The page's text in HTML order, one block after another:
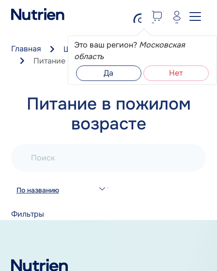
Это ваш регион? Московская
область
Да
Нет
Главная
Школа пациента
Питание в пожилом возрасте
Питание в пожилом
возрасте
Поиск
По названию
Фильтры